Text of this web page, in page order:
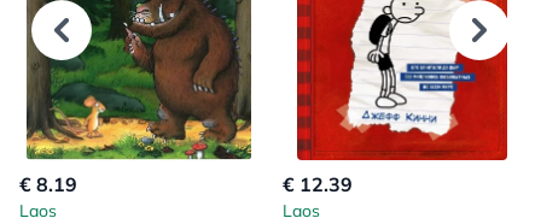
€ 8.19
Laos
€ 12.39
Laos